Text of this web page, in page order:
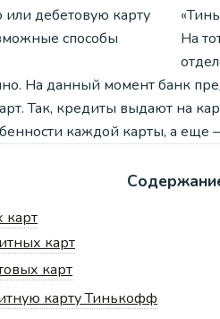
На
На данный момент банк
Так, кредиты выдают на
каждой карты, а еще
карт
карт
карт
карту Тинькофф